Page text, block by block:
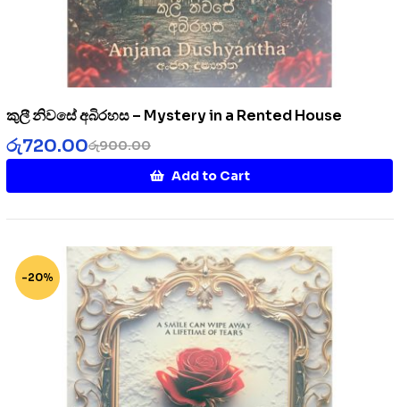
කුලී නිවසේ අබිරහස – Mystery in a Rented House
රු900.00
රු720.00
Add to Cart
-20%